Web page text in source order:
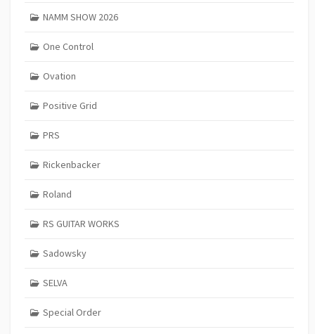
NAMM SHOW 2026
One Control
Ovation
Positive Grid
PRS
Rickenbacker
Roland
RS GUITAR WORKS
Sadowsky
SELVA
Special Order